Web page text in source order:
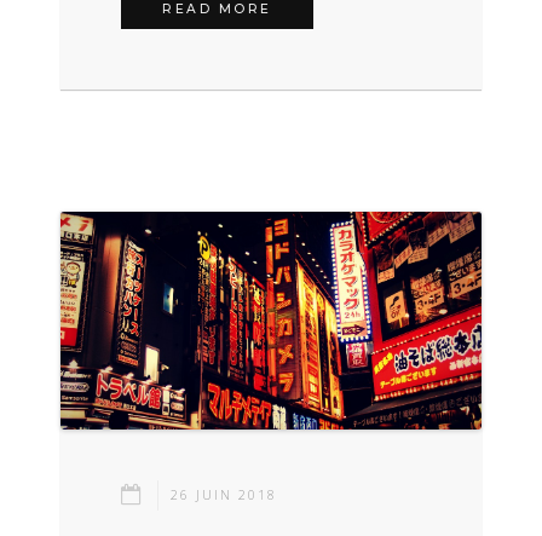
READ MORE
26 JUIN 2018